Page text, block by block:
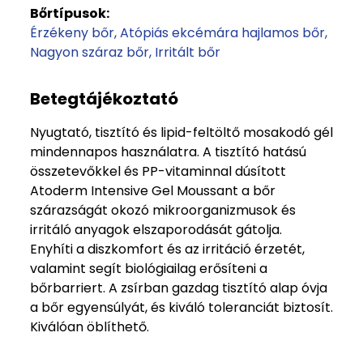
Bőrtípusok:
Érzékeny bőr Atópiás ekcémára hajlamos bőr
Nagyon száraz bőr Irritált bőr
Betegtájékoztató
Nyugtató, tisztító és lipid-feltöltő mosakodó gél
mindennapos használatra. A tisztító hatású
összetevőkkel és PP-vitaminnal dúsított
Atoderm Intensive Gel Moussant a bőr
szárazságát okozó mikroorganizmusok és
irritáló anyagok elszaporodását gátolja.
Enyhíti a diszkomfort és az irritáció érzetét,
valamint segít biológiailag erősíteni a
bőrbarriert. A zsírban gazdag tisztító alap óvja
a bőr egyensúlyát, és kiváló toleranciát biztosít.
Kiválóan öblíthető.